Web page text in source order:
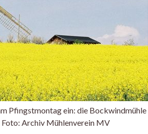
Pfingstmontag ein: die Bockwindmühle
Archiv Mühlenverein MV